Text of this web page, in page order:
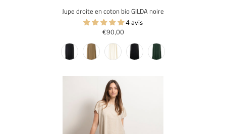
Jupe droite en coton bio GILDA noire
4 avis
€90,00